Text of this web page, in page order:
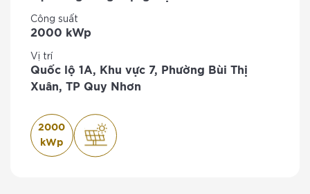
Công suất
2000 kWp
Vị trí
Quốc lộ 1A, Khu vực 7, Phường Bùi Thị
Xuân, TP Quy Nhơn
2000
kWp